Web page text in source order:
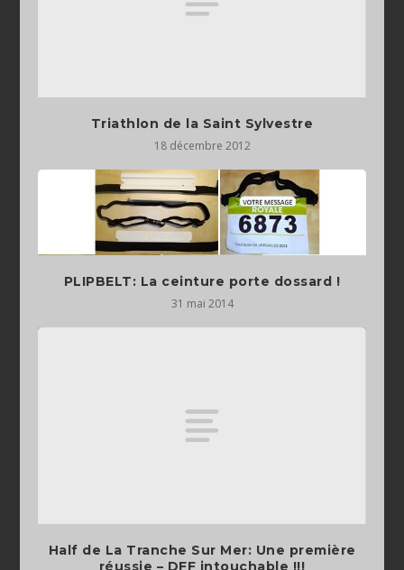
Triathlon de la Saint Sylvestre
18 décembre 2012
PLIPBELT: La ceinture porte dossard !
31 mai 2014
Half de La Tranche Sur Mer: Une première
réussie – DFF intouchable !!!